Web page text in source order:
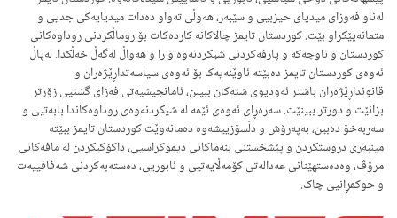
لەناو فەوزای میدیای حیزبیی و سێبەر، هەوڵی تەواو دەدات میدیایەکی جدیی و
متمانەپێکراو بێت. کوردستان تایمز چالاکانە کاردەکات بۆ روماڵکردنی روداوەکانی
کوردستان و ناوچەکە و پارڤەکردنی شیکردنەوە و را و هەواڵ لەگەڵ خەڵکدا. لەپاڵ
ئەوەی کوردستان تایمز دەبێتە ئاوێنەیەک بۆ ئەوەی سیاسەتداڕێژەران و
قانونداڕێژەران باشتر ئەودیوی شتەکان ببینن، ئامانجیشیەتی فەزای گشتیی زۆرتر
بزانێت و دورتر ببینێت. سەرەڕای ئەوەی ئێمە لە شیکردنەوەی روداوەکاندا بابەتیی و
سەربەخۆ دەبین، بەپەرۆش و دڵسۆزییشەوە دەمانەوێت کوردستان تایمز ببێتە
مینبەری دروستکردن و پێشخستنی بنەماکانی دیموکراسیی، داکۆکیکردن لە مافەکانی
مرۆڤ، وەدەستهێنانی عەدالەتی کۆمەڵایەتیی و ئابوریی، دەستەبەکردنی شەفافییەت
و حوکمڕانیی چاک.